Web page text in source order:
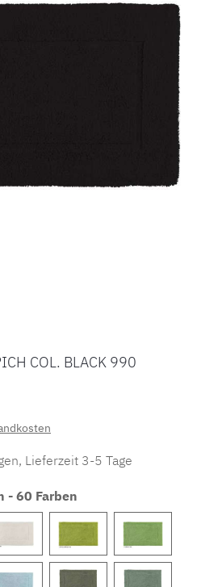
COL. BLACK 990
Lieferzeit 3-5 Tage
- 60 Farben